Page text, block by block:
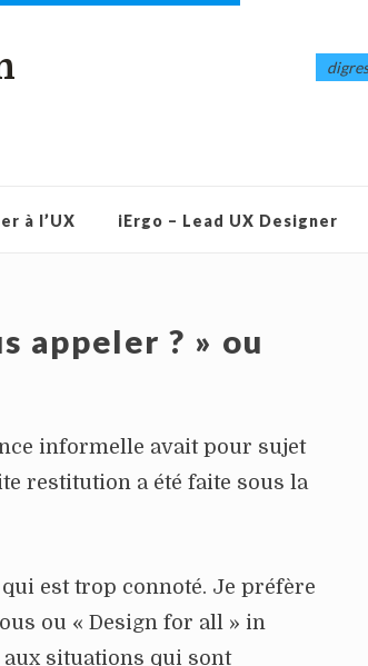
à l’UX iErgo – Lead UX Designer
appeler ? » ou
informelle avait pour sujet
restitution a été faite sous la
est trop connoté. Je préfère
ou « Design for all » in
situations qui sont